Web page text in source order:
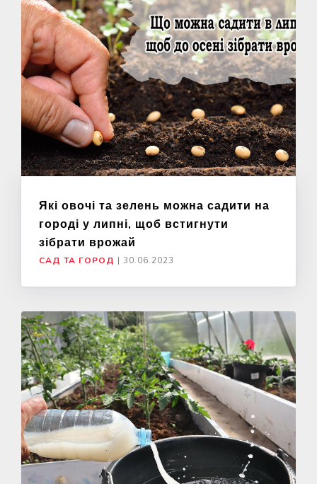
Які овочі та зелень можна садити на
городі у липні, щоб встигнути
зібрати врожай
САД ТА ГОРОД | 30.06.2023